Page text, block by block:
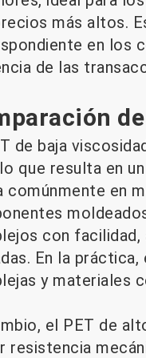
más altos.
en los
de las
de baja
que resulta en
comúnmente en
con facilidad,
En la
y materiales
el PET de
resistencia